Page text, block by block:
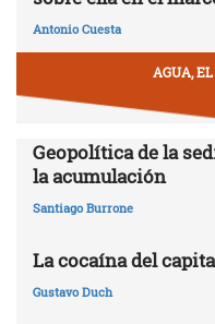
Antonio Cuesta
AGUA, EL
Geopolítica de la
la acumulación
Santiago Burrone
La cocaína del
Gustavo Duch